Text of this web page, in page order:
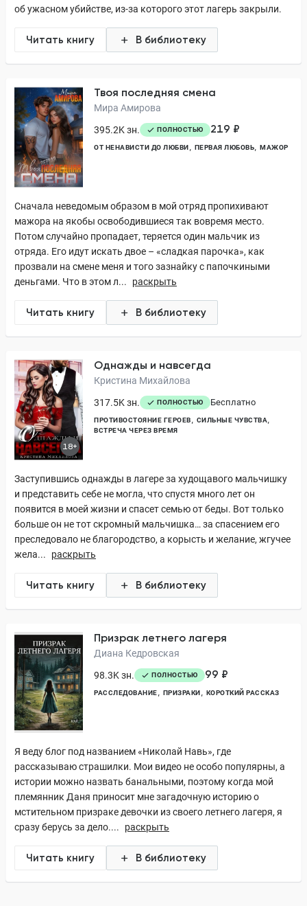
об ужасном убийстве, из-за которого этот лагерь закрыли.
Читать книгу В библиотеку
Твоя последняя смена
Мира Амирова
395.2K зн.
ПОЛНОСТЬЮ 219 ₽
ОТ НЕНАВИСТИ ДО ЛЮБВИ ПЕРВАЯ ЛЮБОВЬ МАЖОР
Сначала неведомым образом в мой отряд пропихивают
мажора на якобы освободившиеся так вовремя место.
Потом случайно пропадает, теряется один мальчик из
отряда. Его идут искать двое – «сладкая парочка», как
прозвали на смене меня и того зазнайку с папочкиными
деньгами. Что в этом л...
раскрыть
Читать книгу В библиотеку
18+
Однажды и навсегда
Кристина Михайлова
317.5K зн.
ПОЛНОСТЬЮ Бесплатно
ПРОТИВОСТОЯНИЕ ГЕРОЕВ
СИЛЬНЫЕ ЧУВСТВА
ВСТРЕЧА ЧЕРЕЗ ВРЕМЯ
Заступившись однажды в лагере за худощавого мальчишку
и представить себе не могла, что спустя много лет он
появится в моей жизни и спасет семью от беды. Вот только
больше он не тот скромный мальчишка… за спасением его
преследовало не благородство, а корысть и желание, жгучее
жела...
раскрыть
Читать книгу В библиотеку
Призрак летнего лагеря
Диана Кедровская
98.3K зн.
ПОЛНОСТЬЮ 99 ₽
РАССЛЕДОВАНИЕ ПРИЗРАКИ КОРОТКИЙ РАССКАЗ
Я веду блог под названием «Николай Навь», где
рассказываю страшилки. Мои видео не особо популярны, а
истории можно назвать банальными, поэтому когда мой
племянник Даня приносит мне загадочную историю о
мстительном призраке девочки из своего летнего лагеря, я
сразу берусь за дело....
раскрыть
Читать книгу В библиотеку